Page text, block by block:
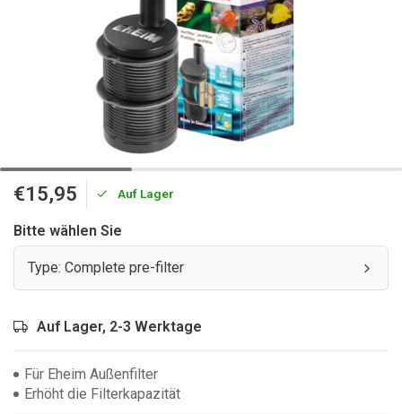
€15,95 Auf Lager
Bitte wählen Sie
Type: Complete pre-filter
Auf Lager, 2-3 Werktage
Für Eheim Außenfilter
Erhöht die Filterkapazität